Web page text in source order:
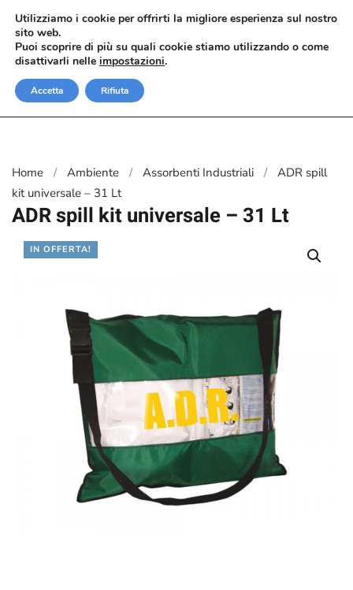
Passa al contenuto principale
Home Ambiente Assorbenti Industriali
ADR spill
kit universale – 31 Lt
ADR spill kit universale – 31 Lt
IN OFFERTA!
Utilizziamo i cookie per offrirti la migliore esperienza sul nostro
sito web.
Puoi scoprire di più su quali cookie stiamo utilizzando o come
disattivarli nelle impostazioni.
Accetta Rifiuta